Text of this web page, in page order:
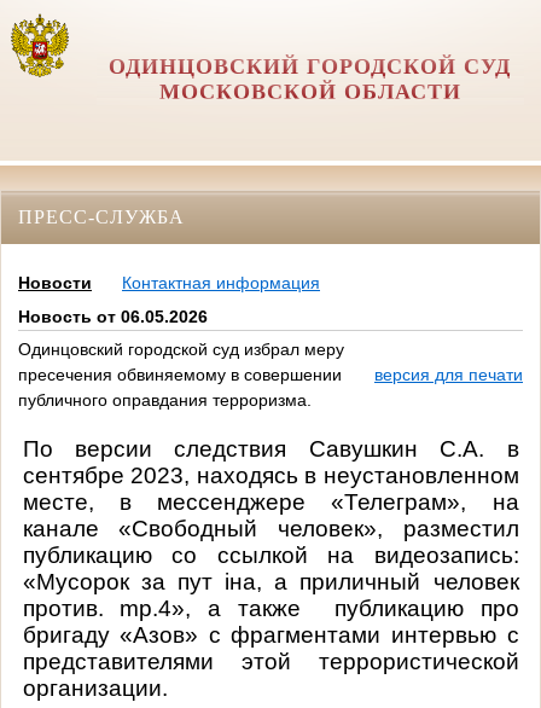
ОДИНЦОВСКИЙ ГОРОДСКОЙ СУД
МОСКОВСКОЙ ОБЛАСТИ
ПРЕСС-СЛУЖБА
Новости
Контактная информация
Новость от 06.05.2026
Одинцовский городской суд избрал меру
пресечения обвиняемому в совершении
публичного оправдания терроризма.
версия для печати
По версии следствия Савушкин С.А. в
сентябре 2023, находясь в неустановленном
месте, в мессенджере «Телеграм», на
канале «Свободный человек», разместил
публикацию со ссылкой на видеозапись:
«Мусорок за пут iна, а приличный человек
против. mp.4», а также публикацию про
бригаду «Азов» с фрагментами интервью с
представителями этой террористической
организации.